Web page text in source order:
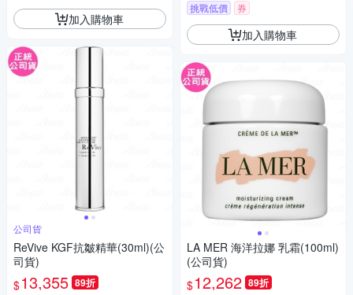
加入購物車
公司貨
ReVive KGF抗皺精華(30ml)(公
司貨)
$13,355 89折
挑戰低價 券
加入購物車
LA MER 海洋拉娜 乳霜(100ml)
(公司貨)
$12,262 89折